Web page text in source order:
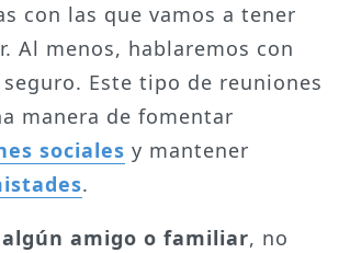
con las que vamos a tener
Al menos, hablaremos con
Este tipo de reuniones
manera de fomentar
sociales y mantener
.
amigo o familiar, no